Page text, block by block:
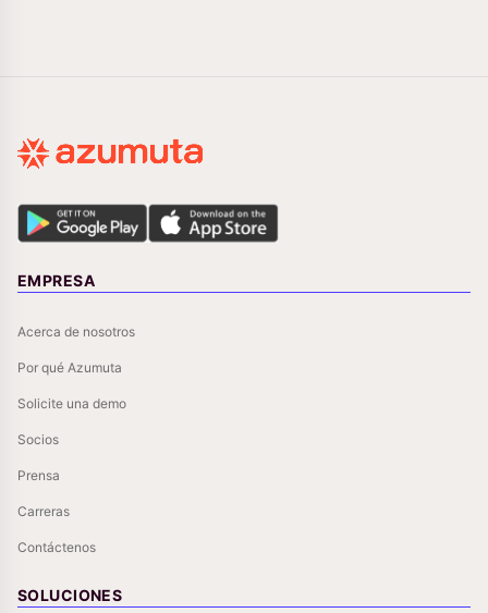
EMPRESA
Acerca de nosotros
Por qué Azumuta
Solicite una demo
Socios
Prensa
Carreras
Contáctenos
SOLUCIONES